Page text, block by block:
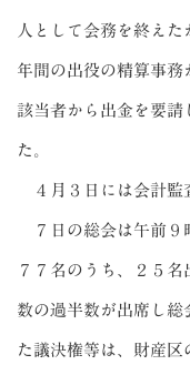
人として会務を終え
年間の出役の精算事務
該当者から出金を要請
た。
４月３日には会計監
７日の総会は午前９
７７名のうち、２５
数の過半数が出席し総
た議決権等は、財産